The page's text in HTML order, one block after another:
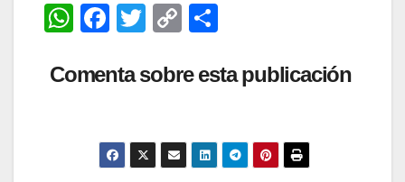
W
at
F
c
b
o
T
tt
C
p
Li
n
m
ar
tir
Comenta sobre esta publicación